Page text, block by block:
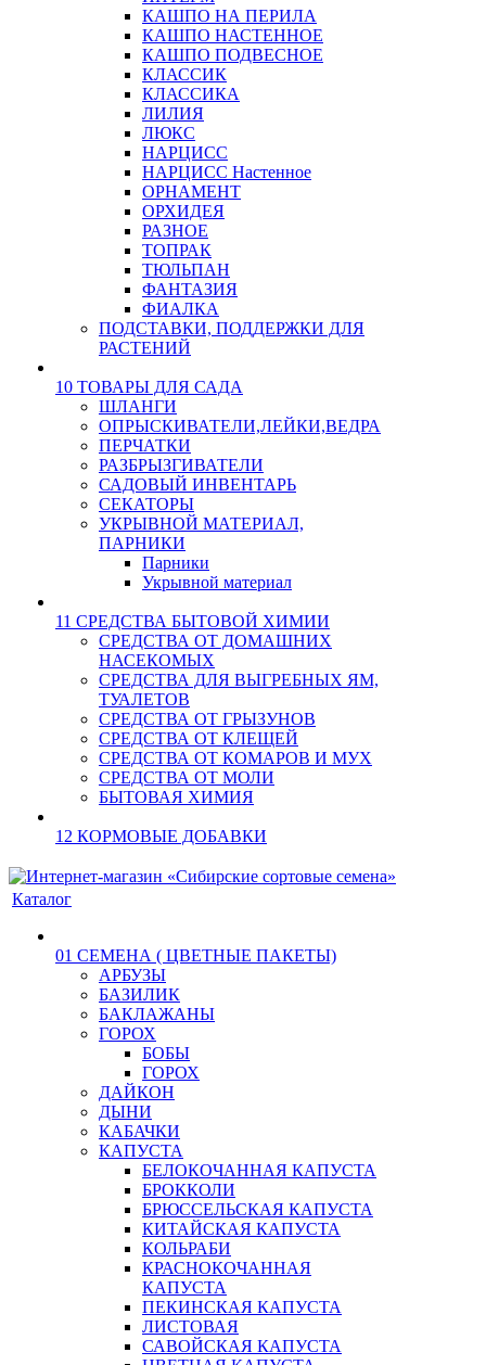
КАШПО НА ПЕРИЛА
КАШПО НАСТЕННОЕ
КАШПО ПОДВЕСНОЕ
КЛАССИК
КЛАССИКА
ЛИЛИЯ
ЛЮКС
НАРЦИСС
НАРЦИСС Настенное
ОРНАМЕНТ
ОРХИДЕЯ
РАЗНОЕ
ТОПРАК
ТЮЛЬПАН
ФАНТАЗИЯ
ФИАЛКА
ПОДСТАВКИ, ПОДДЕРЖКИ ДЛЯ
РАСТЕНИЙ
10 ТОВАРЫ ДЛЯ САДА
ШЛАНГИ
ОПРЫСКИВАТЕЛИ,ЛЕЙКИ,ВЕДРА
ПЕРЧАТКИ
РАЗБРЫЗГИВАТЕЛИ
САДОВЫЙ ИНВЕНТАРЬ
СЕКАТОРЫ
УКРЫВНОЙ МАТЕРИАЛ,
ПАРНИКИ
Парники
Укрывной материал
11 СРЕДСТВА БЫТОВОЙ ХИМИИ
СРЕДСТВА ОТ ДОМАШНИХ
НАСЕКОМЫХ
СРЕДСТВА ДЛЯ ВЫГРЕБНЫХ ЯМ,
ТУАЛЕТОВ
СРЕДСТВА ОТ ГРЫЗУНОВ
СРЕДСТВА ОТ КЛЕЩЕЙ
СРЕДСТВА ОТ КОМАРОВ И МУХ
СРЕДСТВА ОТ МОЛИ
БЫТОВАЯ ХИМИЯ
12 КОРМОВЫЕ ДОБАВКИ
Каталог
01 СЕМЕНА ( ЦВЕТНЫЕ ПАКЕТЫ)
АРБУЗЫ
БАЗИЛИК
БАКЛАЖАНЫ
ГОРОХ
БОБЫ
ГОРОХ
ДАЙКОН
ДЫНИ
КАБАЧКИ
КАПУСТА
БЕЛОКОЧАННАЯ КАПУСТА
БРОККОЛИ
БРЮССЕЛЬСКАЯ КАПУСТА
КИТАЙСКАЯ КАПУСТА
КОЛЬРАБИ
КРАСНОКОЧАННАЯ
КАПУСТА
ПЕКИНСКАЯ КАПУСТА
ЛИСТОВАЯ
САВОЙСКАЯ КАПУСТА